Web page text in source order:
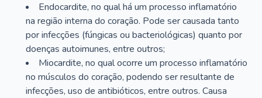
Endocardite, no qual há um processo inflamatório
na região interna do coração. Pode ser causada tanto
por infecções (fúngicas ou bacteriológicas) quanto por
doenças autoimunes, entre outros;
Miocardite, no qual ocorre um processo inflamatório
no músculos do coração, podendo ser resultante de
infecções, uso de antibióticos, entre outros. Causa